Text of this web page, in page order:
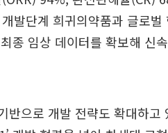
발단계 희귀의약품과 글로
종 임상 데이터를 확보해 신
반으로 개발 전략도 확대하